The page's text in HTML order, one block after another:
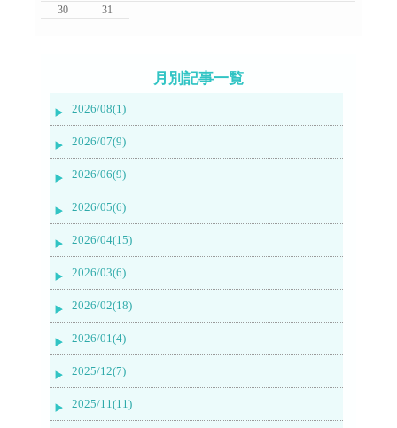
30
31
月別記事一覧
2026/08(1)
2026/07(9)
2026/06(9)
2026/05(6)
2026/04(15)
2026/03(6)
2026/02(18)
2026/01(4)
2025/12(7)
2025/11(11)